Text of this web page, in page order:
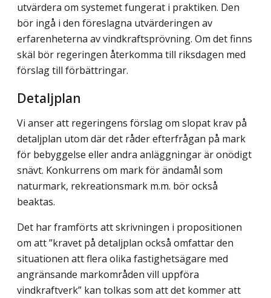
utvärdera om systemet fungerat i praktiken. Den
bör ingå i den föreslagna utvärderingen av
erfarenheterna av vindkraftsprövning. Om det finns
skäl bör regeringen återkomma till riksdagen med
förslag till förbättringar.
Detaljplan
Vi anser att regeringens förslag om slopat krav på
detaljplan utom där det råder efterfrågan på mark
för bebyggelse eller andra anläggningar är onödigt
snävt. Konkurrens om mark för ändamål som
naturmark, rekreationsmark m.m. bör också
beaktas.
Det har framförts att skrivningen i propositionen
om att ”kravet på detaljplan också omfattar den
situationen att flera olika fastighetsägare med
angränsande markområden vill uppföra
vindkraftverk” kan tolkas som att det kommer att